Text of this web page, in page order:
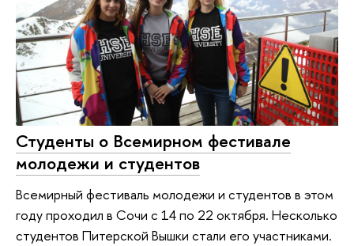
Студенты о Всемирном фестивале
молодежи и студентов
Всемирный фестиваль молодежи и студентов в этом
году проходил в Сочи с 14 по 22 октября. Несколько
студентов Питерской Вышки стали его участниками.